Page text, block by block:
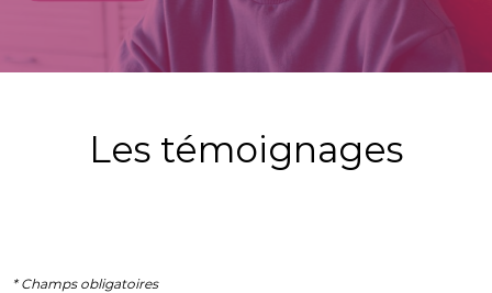
Les témoignages
* Champs obligatoires